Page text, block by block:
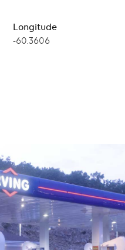
Longitude
Longitude
-60.3606